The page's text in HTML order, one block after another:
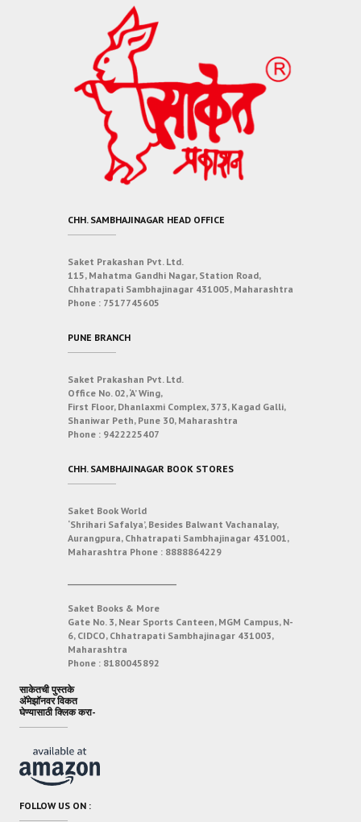
CHH. SAMBHAJINAGAR HEAD OFFICE
Saket Prakashan Pvt. Ltd.
115, Mahatma Gandhi Nagar, Station Road,
Chhatrapati Sambhajinagar 431005, Maharashtra
Phone : 7517745605
PUNE BRANCH
Saket Prakashan Pvt. Ltd.
Office No. 02, ‘A’ Wing,
First Floor, Dhanlaxmi Complex, 373, Kagad Galli,
Shaniwar Peth, Pune 30, Maharashtra
Phone : 9422225407
CHH. SAMBHAJINAGAR BOOK STORES
Saket Book World
‘Shrihari Safalya’, Besides Balwant Vachanalay,
Aurangpura, Chhatrapati Sambhajinagar 431001,
Maharashtra Phone : 8888864229
Saket Books & More
Gate No. 3, Near Sports Canteen, MGM Campus, N-
6, CIDCO, Chhatrapati Sambhajinagar 431003,
Maharashtra
Phone : 8180045892
साकेतची पुस्तके
अ‍ॅमेझॉनवर विकत
घेण्यासाठी क्लिक करा-
FOLLOW US ON :